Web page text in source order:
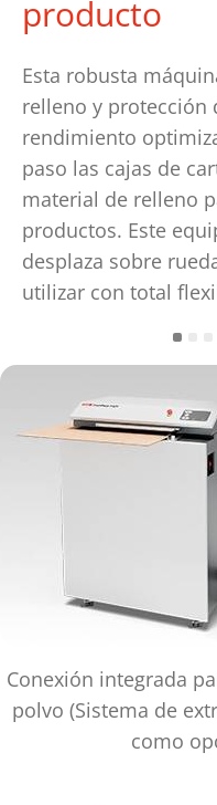
producto
Esta robusta
relleno y protección
rendimiento
paso las cajas de
material de relleno
productos. Este
desplaza sobre
utilizar con total
Conexión integrada
polvo (Sistema de
como